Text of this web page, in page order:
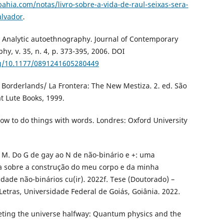
notas/livro-sobre-a-vida-de-raul-seixas-sera-
.
Analytic autoethnography. Journal of Contemporary
v. 35, n. 4, p. 373-395, 2006. DOI
0891241605280449
Borderlands/ La Frontera: The New Mestiza. 2. ed. São
Lute Books, 1999.
to do things with words. Londres: Oxford University
M. Do G de gay ao N de não-binário e +: uma
sobre a construção do meu corpo e da minha
não-binários cu(ir). 2022f. Tese (Doutorado) –
Universidade Federal de Goiás, Goiânia. 2022.
the universe halfway: Quantum physics and the